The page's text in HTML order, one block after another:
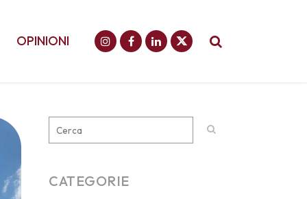
OPINIONI
CATEGORIE